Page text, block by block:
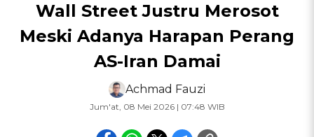
Wall Street Justru Merosot
Meski Adanya Harapan Perang
AS-Iran Damai
Achmad Fauzi
Jum'at, 08 Mei 2026 | 07:48 WIB